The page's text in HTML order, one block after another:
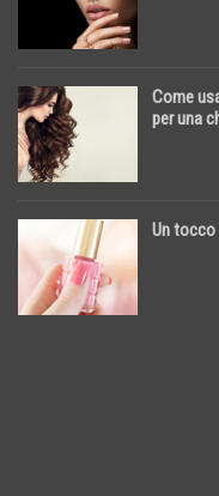
Come
per una
Un tocco